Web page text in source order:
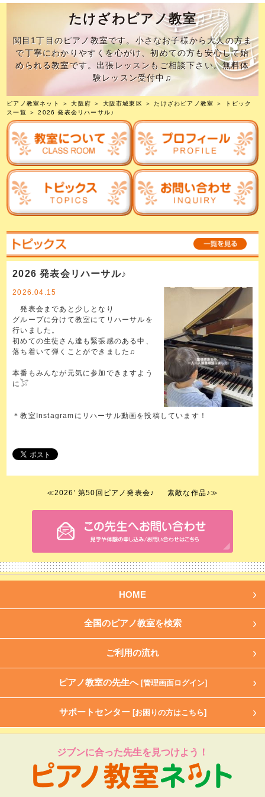
たけざわピアノ教室
関目1丁目のピアノ教室です。小さなお子様から大人の方ま
で丁寧にわかりやすくを心がけ、初めての方も安心して始
められる教室です。出張レッスンもご相談下さい。無料体
験レッスン受付中♫
ピアノ教室ネット ＞大阪府 ＞ 大阪市城東区 ＞たけざわピアノ教室 ＞
トピック
ス一覧 ＞ 2026 発表会リハーサル♪
2026 発表会リハーサル♪
2026.04.15
発表会まであと少しとなり
グループに分けて教室にてリハーサルを
行いました。
初めての生徒さん達も緊張感のある中、
落ち着いて弾くことができました♫
本番もみんなが元気に参加できますよう
に𓅯
＊教室Instagramにリハーサル動画を投稿しています！
≪2026' 第50回ピアノ発表会♪ 素敵な作品♪≫
HOME
全国のピアノ教室を検索
ご利用の流れ
ピアノ教室の先生へ [管理画面ログイン]
サポートセンター [お困りの方はこちら]
ジブンに合った先生を見つけよう！